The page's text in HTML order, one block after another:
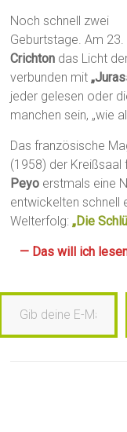
Noch schnell zwei
Geburtstage. Am
Crichton das Licht
verbunden mit
jeder gelesen oder
manchen sein, „wie
Das französische
(1958) der Kreißsaal
Peyo erstmals eine
entwickelten schnell
Welterfolg:„Die
— Das will ich
E-Mail-Adresse ein …